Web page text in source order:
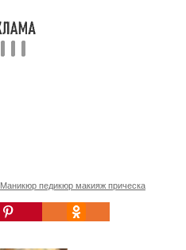
Маникюр педикюр макияж прическа